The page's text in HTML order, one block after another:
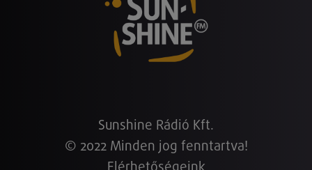
Sunshine Rádió Kft.
© 2022 Minden jog fenntartva!